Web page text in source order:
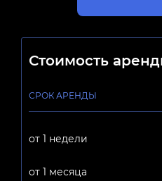
Стоимость
СРОК АРЕНДЫ
от 1 недели
от 1 месяца